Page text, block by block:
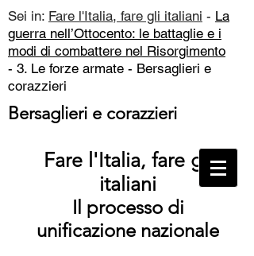
Sei in: Fare l'Italia, fare gli italiani - La
guerra nell’Ottocento: le battaglie e i
modi di combattere nel Risorgimento
- 3. Le forze armate - Bersaglieri e
corazzieri
Bersaglieri e corazzieri
Fare l'Italia, fare gli
italiani
Il processo di
unificazione nazionale